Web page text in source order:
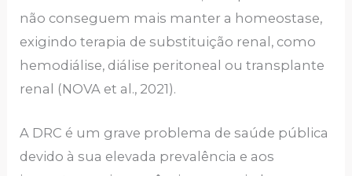
não conseguem mais manter a homeostase,
exigindo terapia de substituição renal, como
hemodiálise, diálise peritoneal ou transplante
renal (NOVA et al., 2021).
A DRC é um grave problema de saúde pública
devido à sua elevada prevalência e aos